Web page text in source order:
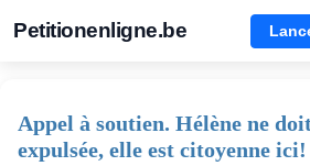
Petitionenligne.be
Appel à soutien. Hélène ne
expulsée, elle est citoyenne ici!